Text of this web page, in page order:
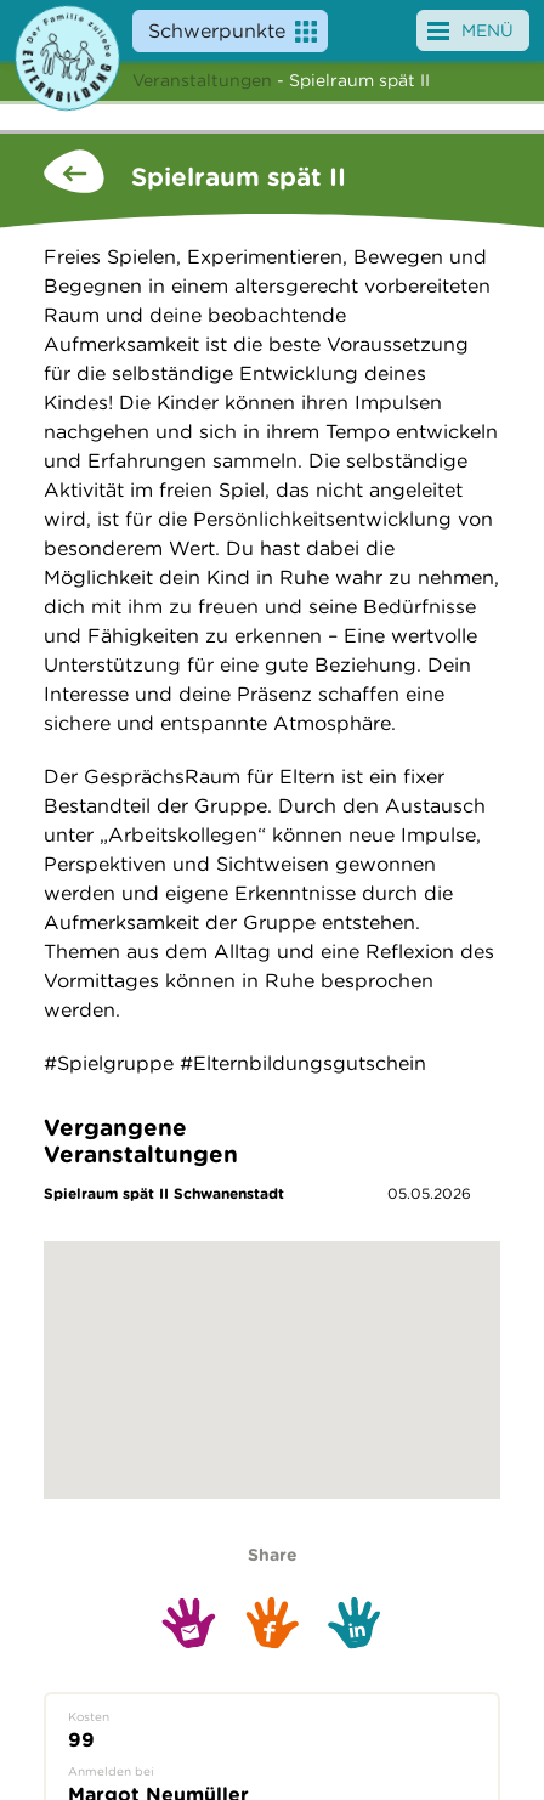
Schwerpunkte
Angebote
Veranstaltungen
Service
Über uns
Suche
MENÜ
Veranstaltungen - Spielraum spät II
Spielraum spät II
Freies Spielen, Experimentieren, Bewegen und
Begegnen in einem altersgerecht vorbereiteten
Raum und deine beobachtende
Aufmerksamkeit ist die beste Voraussetzung
für die selbständige Entwicklung deines
Kindes! Die Kinder können ihren Impulsen
nachgehen und sich in ihrem Tempo entwickeln
und Erfahrungen sammeln. Die selbständige
Aktivität im freien Spiel, das nicht angeleitet
wird, ist für die Persönlichkeitsentwicklung von
besonderem Wert. Du hast dabei die
Möglichkeit dein Kind in Ruhe wahr zu nehmen,
dich mit ihm zu freuen und seine Bedürfnisse
und Fähigkeiten zu erkennen – Eine wertvolle
Unterstützung für eine gute Beziehung. Dein
Interesse und deine Präsenz schaffen eine
sichere und entspannte Atmosphäre.
Der GesprächsRaum für Eltern ist ein fixer
Bestandteil der Gruppe. Durch den Austausch
unter „Arbeitskollegen“ können neue Impulse,
Perspektiven und Sichtweisen gewonnen
werden und eigene Erkenntnisse durch die
Aufmerksamkeit der Gruppe entstehen.
Themen aus dem Alltag und eine Reflexion des
Vormittages können in Ruhe besprochen
werden.
#Spielgruppe #Elternbildungsgutschein
Vergangene
Veranstaltungen
Spielraum spät II Schwanenstadt 05.05.2026
Share
Kosten
99
Anmelden bei
Margot Neumüller